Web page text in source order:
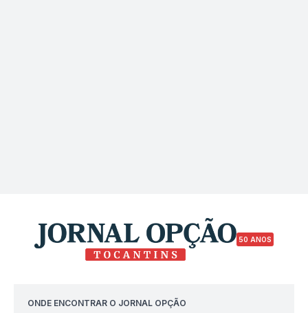
50 ANOS
ONDE ENCONTRAR O JORNAL OPÇÃO